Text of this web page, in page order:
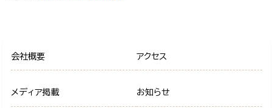
会社概要 アクセス
メディア掲載 お知らせ